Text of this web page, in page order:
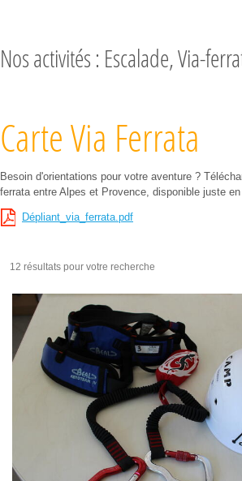
Nos activités : Escalade, Via-
Carte Via Ferrata
Besoin d'orientations pour votre aventure ?
ferrata entre Alpes et Provence, disponible juste
Dépliant_via_ferrata.pdf
12 résultats pour votre recherche